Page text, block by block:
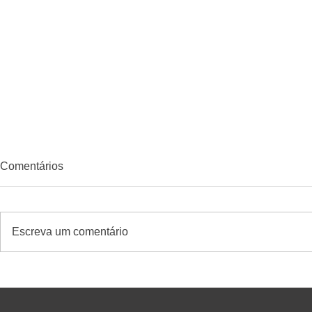
como escolher um excelente
gerar
Comentários
Escreva um comentário